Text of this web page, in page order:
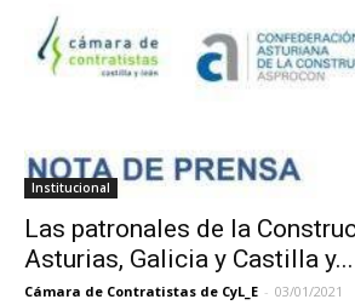
Institucional
Las patronales de la
Asturias, Galicia y Castilla y...
Cámara de Contratistas de CyL_E - 03/01/2021